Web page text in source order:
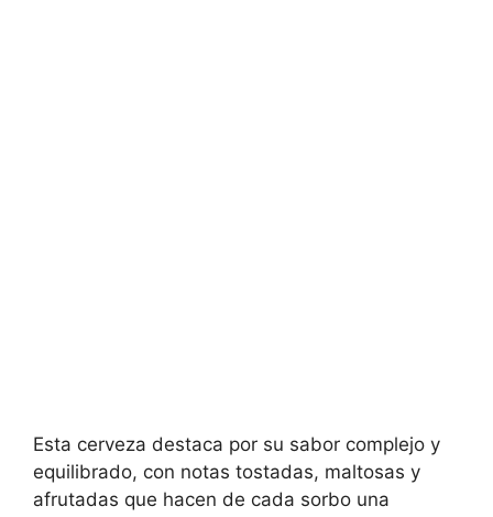
Esta cerveza destaca por su sabor complejo y
equilibrado, con notas tostadas, maltosas y
afrutadas que hacen de cada sorbo una